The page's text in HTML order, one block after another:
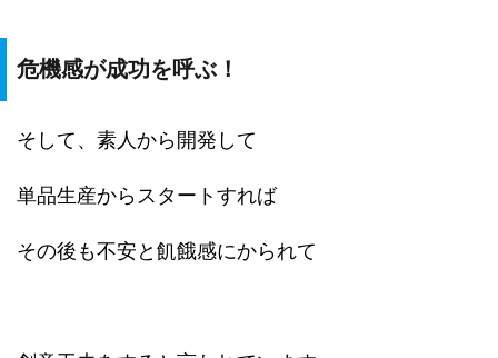
危機感が成功を呼ぶ！
そして、素人から開発して
単品生産からスタートすれば
その後も不安と飢餓感にかられて